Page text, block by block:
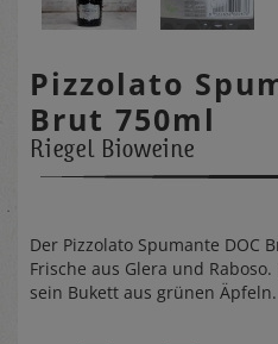
Pizzolato
Brut 750ml
Riegel Bioweine
Der Pizzolato Spumante DOC
Frische aus Glera und
sein Bukett aus grünen Äpfeln.